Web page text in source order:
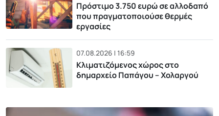
Πρόστιμο 3.750 ευρώ σε αλλοδαπό
που πραγματοποιούσε θερμές
εργασίες
07.08.2026 | 16:59
Κλιματιζόμενος χώρος στο
δημαρχείο Παπάγου – Χολαργού